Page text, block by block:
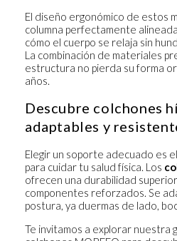
El diseño ergonómico de estos
columna perfectamente
cómo el cuerpo se relaja sin
La combinación de materiales
estructura no pierda su forma
años.
Descubre colchones
adaptables y
Elegir un soporte adecuado es
para cuidar tu salud física. Los
ofrecen una durabilidad
componentes reforzados. Se
postura, ya duermas de lado,
Te invitamos a explorar nuestra